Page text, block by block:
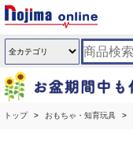
トップ おもちゃ・知育玩具